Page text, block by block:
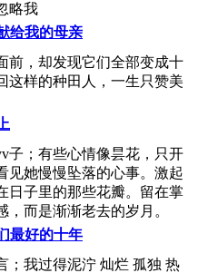
略我
给我的母亲
前，却发现它们全部变成十
这样的种田人，一生只赞美
子；有些心情像昙花，只开
见她慢慢坠落的心事。激起
日子里的那些花瓣。留在掌
而是渐渐老去的岁月。
最好的十年
；我过得泥泞 灿烂 孤独 热